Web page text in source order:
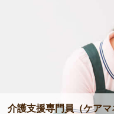
介護支援専門員（ケア